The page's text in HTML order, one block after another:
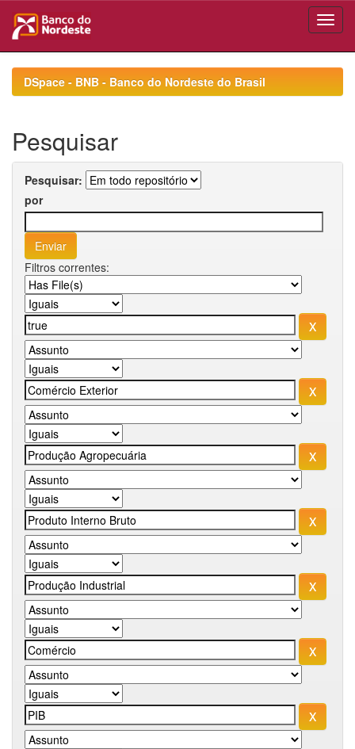
navigationDSpace - BNB - Banco do Nordeste do Brasil
Pesquisar
Pesquisar:
por
Filtros correntes: